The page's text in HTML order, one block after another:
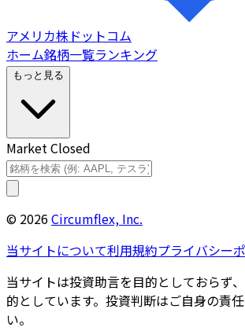
アメリカ株ドットコム
ホーム銘柄一覧ランキング
もっと見る
Market Closed
© 2026Circumflex, Inc.
当サイトについて利用規約プライバシー
当サイトは投資助言を目的としておらず
的としています。投資判断はご自身の責
い。